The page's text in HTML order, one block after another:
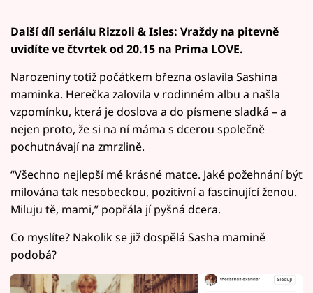
Další díl seriálu Rizzoli & Isles: Vraždy na pitevně
uvidíte ve čtvrtek od 20.15 na Prima LOVE.
Narozeniny totiž počátkem března oslavila Sashina
maminka. Herečka zalovila v rodinném albu a našla
vzpomínku, která je doslova a do písmene sladká – a
nejen proto, že si na ní máma s dcerou společně
pochutnávají na zmrzlině.
“Všechno nejlepší mé krásné matce. Jaké požehnání být
milována tak nesobeckou, pozitivní a fascinující ženou.
Miluju tě, mami,” popřála jí pyšná dcera.
Co myslíte? Nakolik se již dospělá Sasha mamině
podobá?